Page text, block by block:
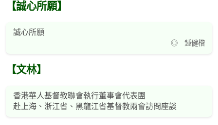
【誠心所願】
誠心所願
◎ 鍾健楷
【文林】
香港華人基督教聯會執行董事會代表團
赴上海、浙江省、黑龍江省基督教兩會訪問座談